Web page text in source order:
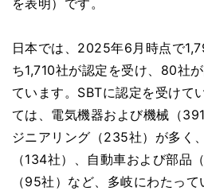
を表明）です。
日本では、2025年6月時点で
ち1,710社が認定を受け、80社
ています。SBTに認定を受けて
ては、電気機器および機械（
ジニアリング（235社）が多く
（134社）、自動車および部品
（95社）など、多岐にわたって